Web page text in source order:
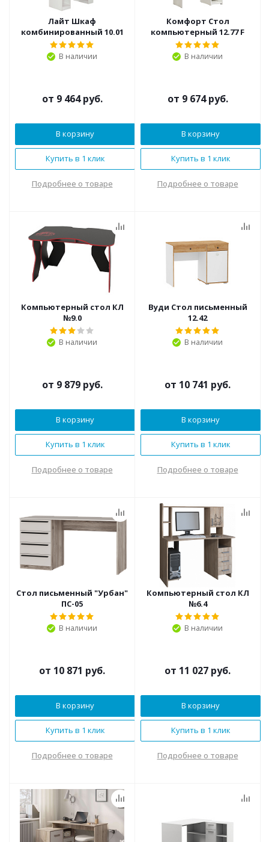
Лайт Шкаф
комбинированный 10.01
В наличии
от 9 464 руб.
В корзину
Купить в 1 клик
Подробнее о товаре
Комфорт Стол
компьютерный 12.77 F
В наличии
от 9 674 руб.
В корзину
Купить в 1 клик
Подробнее о товаре
Компьютерный стол КЛ
№9.0
В наличии
от 9 879 руб.
В корзину
Купить в 1 клик
Подробнее о товаре
Вуди Стол письменный
12.42
В наличии
от 10 741 руб.
В корзину
Купить в 1 клик
Подробнее о товаре
Стол письменный "Урбан"
ПС-05
В наличии
от 10 871 руб.
В корзину
Купить в 1 клик
Подробнее о товаре
Компьютерный стол КЛ
№6.4
В наличии
от 11 027 руб.
В корзину
Купить в 1 клик
Подробнее о товаре